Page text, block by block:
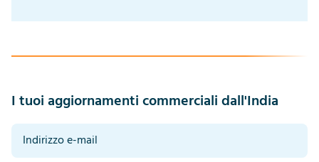
I tuoi aggiornamenti commerciali dall'India